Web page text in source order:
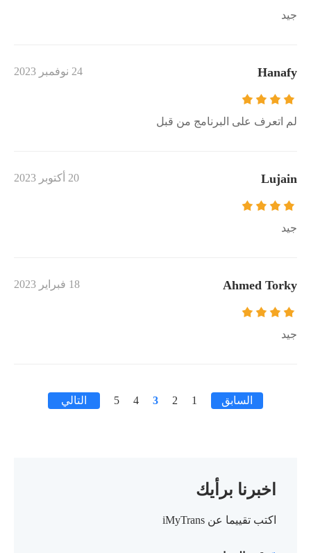
جيد
Hanafy 24 نوفمبر 2023
لم اتعرف على البرنامج من قبل
Lujain 20 أكتوبر 2023
جيد
Ahmed Torky 18 فبراير 2023
جيد
السابق 1
2
3
4
5 التالي
اخبرنا برأيك
اكتب تقييما عن iMyTrans